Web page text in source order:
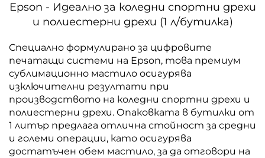
Epson - Идеално за коледни спортни дрехи
и полиестерни дрехи (1 л/бутилка)
Специално формулирано за цифровите
печатащи системи на Epson, това премиум
сублимационно мастило осигурява
изключителни резултати при
производството на коледни спортни дрехи и
полиестерни дрехи. Опаковката в бутилки от
1 литър предлага отлична стойност за средни
и големи операции, като осигурява
достатъчен обем мастило, за да отговори на